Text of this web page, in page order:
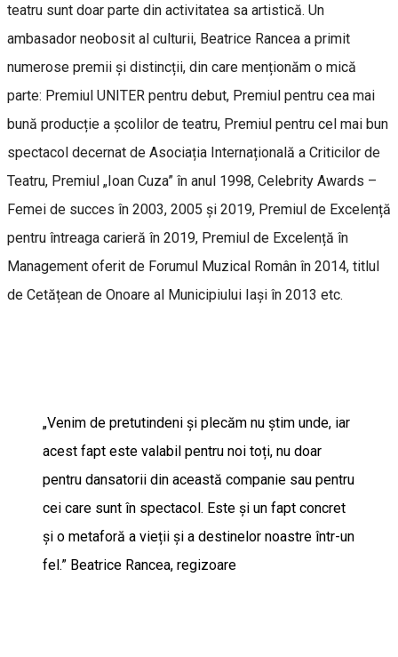
teatru sunt doar parte din activitatea sa artistică. Un
ambasador neobosit al culturii, Beatrice Rancea a primit
numerose premii și distincții, din care menționăm o mică
parte: Premiul UNITER pentru debut, Premiul pentru cea mai
bună producție a școlilor de teatru, Premiul pentru cel mai bun
spectacol decernat de Asociația Internațională a Criticilor de
Teatru, Premiul „Ioan Cuza” în anul 1998, Celebrity Awards –
Femei de succes în 2003, 2005 și 2019, Premiul de Excelență
pentru întreaga carieră în 2019, Premiul de Excelență în
Management oferit de Forumul Muzical Român în 2014, titlul
de Cetățean de Onoare al Municipiului Iași în 2013 etc.
„Venim de pretutindeni și plecăm nu știm unde, iar
acest fapt este valabil pentru noi toți, nu doar
pentru dansatorii din această companie sau pentru
cei care sunt în spectacol. Este și un fapt concret
și o metaforă a vieții și a destinelor noastre într-un
fel.” Beatrice Rancea, regizoare